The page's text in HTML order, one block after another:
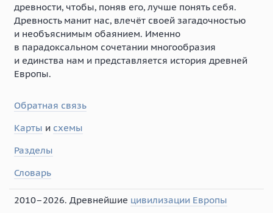
древности, чтобы, поняв его, лучше понять себя.
Древность манит нас, влечёт своей загадочностью
и необъяснимым обаянием. Именно
в парадоксальном сочетании многообразия
и единства нам и представляется история древней
Европы.
Обратная связь
Карты и схемы
Разделы
Словарь
2010–2026. Древнейшие цивилизации Европы